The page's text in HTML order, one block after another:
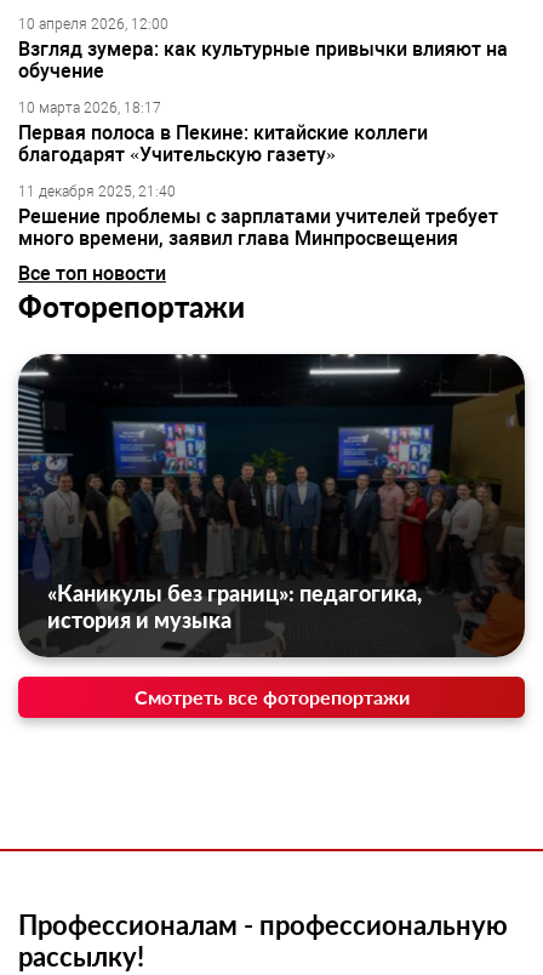
10 апреля 2026, 12:00
Взгляд зумера: как культурные привычки влияют на
обучение
10 марта 2026, 18:17
Первая полоса в Пекине: китайские коллеги
благодарят «Учительскую газету»
11 декабря 2025, 21:40
Решение проблемы с зарплатами учителей требует
много времени, заявил глава Минпросвещения
Все топ новости
Фоторепортажи
«Каникулы без границ»: педагогика,
история и музыка
Смотреть все фоторепортажи
Профессионалам - профессиональную
рассылку!